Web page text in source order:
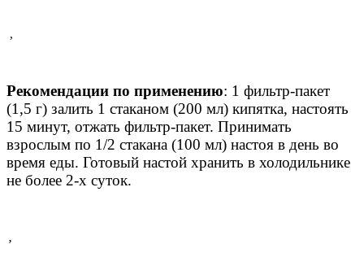
,
Рекомендации по применению: 1 фильтр-пакет
(1,5 г) залить 1 стаканом (200 мл) кипятка, настоять
15 минут, отжать фильтр-пакет. Принимать
взрослым по 1/2 стакана (100 мл) настоя в день во
время еды. Готовый настой хранить в холодильнике
не более 2-х суток.
,